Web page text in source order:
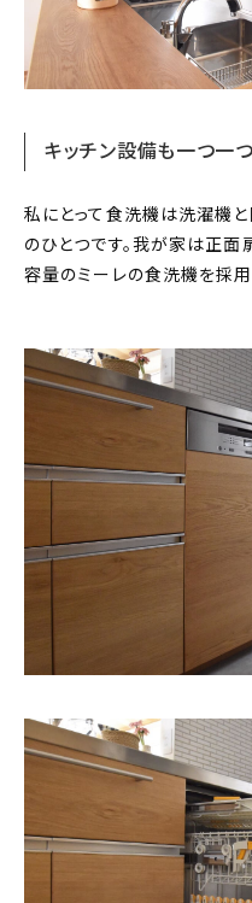
キッチン設備も一つ一
私にとって食洗機は洗濯機
のひとつです。我が家は正
容量のミーレの食洗機を採用